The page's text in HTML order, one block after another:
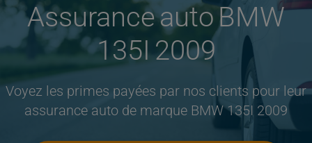
Assurance auto BMW
135I 2009
Voyez les primes payées par nos clients pour leur
assurance auto de marque BMW 135I 2009